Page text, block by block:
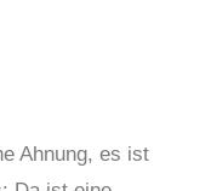
Ahnung, es ist